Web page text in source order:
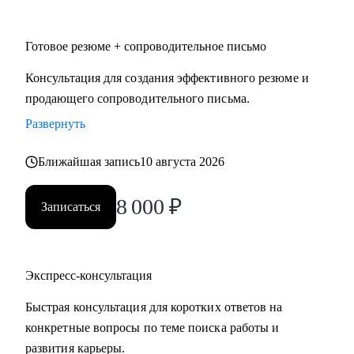
• Фешн и бьюти
• Спорт
• GR и внешняя политика
помогаю с самооценкой и определением перспектив. Могу
быть рядом в периоды, когда профессиональная поддержка
Готовое резюме + сопроводительное письмо
Консультация для создания эффективного резюме и
продающего сопроводительного письма.
Развернуть
Ближайшая запись10 августа 2026
Записаться 8 000 ₽
Экспресс-консультация
Быстрая консультация для коротких ответов на
конкретные вопросы по теме поиска работы и
развития карьеры.